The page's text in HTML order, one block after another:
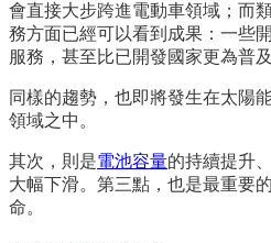
會直接大步跨進電動車領域；而
務方面已經可以看到成果：一些
服務，甚至比已開發國家更為普及
同樣的趨勢，也即將發生在太陽
領域之中。
其次，則是電池容量的持續提升
大幅下滑。第三點，也是最重要
命。